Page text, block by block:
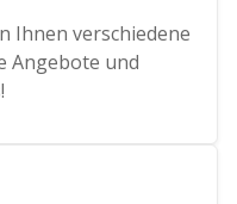
Ihnen verschiedene
Angebote und